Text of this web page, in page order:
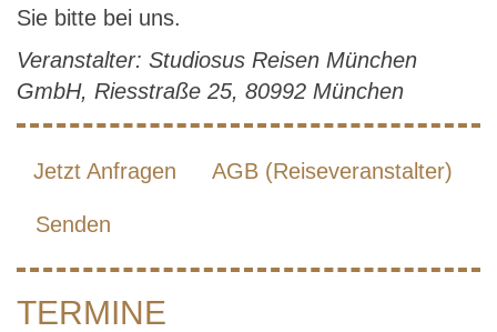
Sie bitte bei uns.
Veranstalter: Studiosus Reisen München
GmbH, Riesstraße 25, 80992 München
Jetzt Anfragen AGB (Reiseveranstalter)
Senden
TERMINE